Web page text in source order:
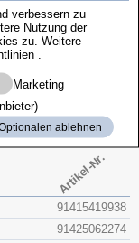
Artikel-Nr.
91415419938
91425062274
verbessern zu
Nutzung der
zu. Weitere
Marketing
ablehnen